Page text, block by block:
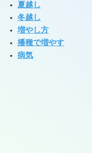
夏越し
冬越し
増やし方
播種で増やす
病気